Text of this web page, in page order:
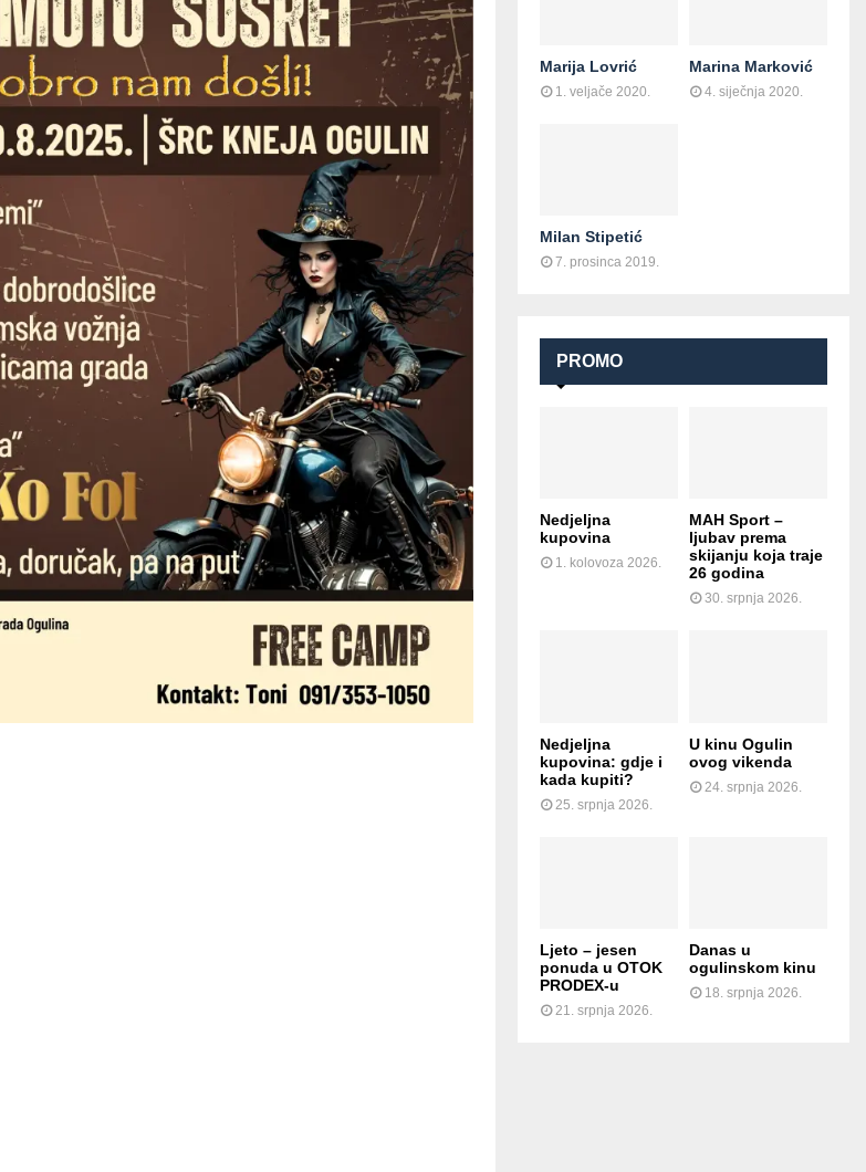
Marija Lovrić
1. veljače 2020.
Marina Marković
4. siječnja 2020.
Milan Stipetić
7. prosinca 2019.
PROMO
Nedjeljna
kupovina
1. kolovoza 2026.
MAH Sport –
ljubav prema
skijanju koja traje
26 godina
30. srpnja 2026.
Nedjeljna
kupovina: gdje i
kada kupiti?
25. srpnja 2026.
U kinu Ogulin
ovog vikenda
24. srpnja 2026.
Ljeto – jesen
ponuda u OTOK
PRODEX-u
21. srpnja 2026.
Danas u
ogulinskom kinu
18. srpnja 2026.